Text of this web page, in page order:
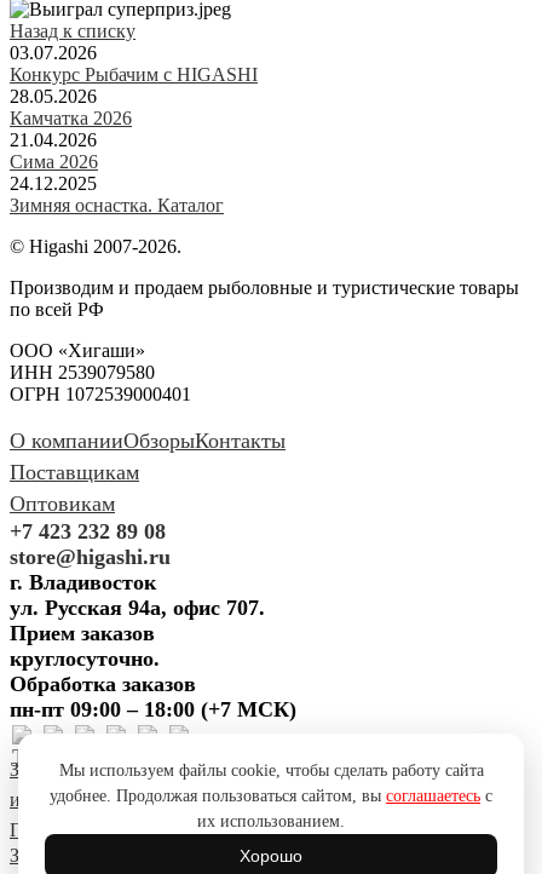
Назад к списку
03.07.2026
Конкурс Рыбачим с HIGASHI
28.05.2026
Камчатка 2026
21.04.2026
Сима 2026
24.12.2025
Зимняя оснастка. Каталог
© Higashi 2007-2026.
Производим и продаем рыболовные и туристические товары
по всей РФ
ООО «Хигаши»
ИНН 2539079580
ОГРН 1072539000401
О компанииОбзорыКонтакты
Поставщикам
Оптовикам
+7 423 232 89 08
store@higashi.ru
г. Владивосток
ул. Русская 94а, офис 707.
Прием заказов
круглосуточно.
Обработка заказов
пн-пт 09:00 – 18:00 (+7 МСК)
Задать вопросПредложить
идеюПоблагодаритьПожаловаться Сообщить об ошибке
Политика конфиденциальностиСогласие на обработку ПД
Задать вопрос
Мы используем файлы cookie, чтобы сделать работу сайта
удобнее. Продолжая пользоваться сайтом, вы соглашаетесь с
их использованием.
Хорошо